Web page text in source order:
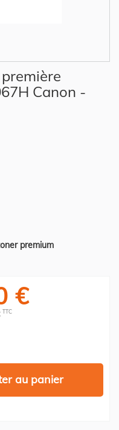
Canon -
premium
€
TTC
au panier